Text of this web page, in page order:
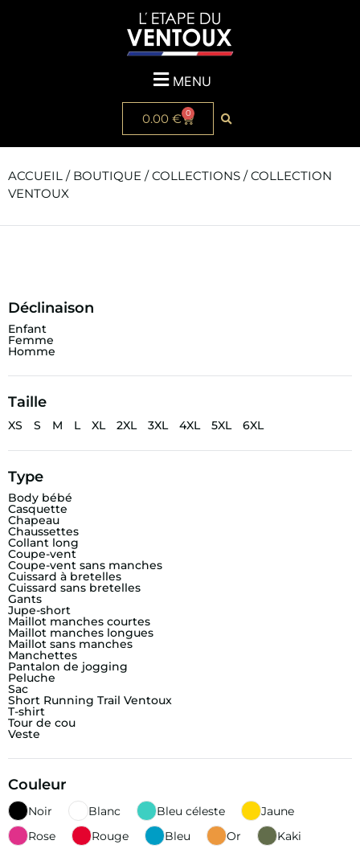
MENU
0.00 € 0
ACCUEIL / BOUTIQUE /COLLECTIONS / COLLECTION
VENTOUX
Déclinaison
Enfant
Femme
Homme
Taille
XS S M L XL 2XL 3XL 4XL 5XL 6XL
Type
Body bébé
Casquette
Chapeau
Chaussettes
Collant long
Coupe-vent
Coupe-vent sans manches
Cuissard à bretelles
Cuissard sans bretelles
Gants
Jupe-short
Maillot manches courtes
Maillot manches longues
Maillot sans manches
Manchettes
Pantalon de jogging
Peluche
Sac
Short Running Trail Ventoux
T-shirt
Tour de cou
Veste
Couleur
Noir Blanc Bleu céleste
Jaune
Rose
Rouge Bleu Or Kaki